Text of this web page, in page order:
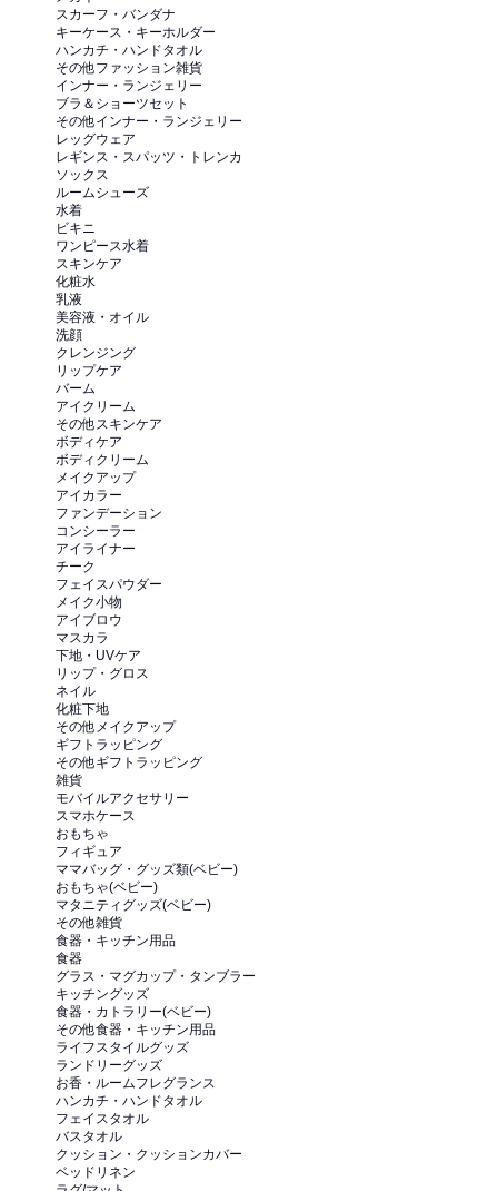
スカーフ・バンダナ
キーケース・キーホルダー
ハンカチ・ハンドタオル
その他ファッション雑貨
インナー・ランジェリー
ブラ＆ショーツセット
その他インナー・ランジェリー
レッグウェア
レギンス・スパッツ・トレンカ
ソックス
ルームシューズ
水着
ビキニ
ワンピース水着
スキンケア
化粧水
乳液
美容液・オイル
洗顔
クレンジング
リップケア
バーム
アイクリーム
その他スキンケア
ボディケア
ボディクリーム
メイクアップ
アイカラー
ファンデーション
コンシーラー
アイライナー
チーク
フェイスパウダー
メイク小物
アイブロウ
マスカラ
下地・UVケア
リップ・グロス
ネイル
化粧下地
その他メイクアップ
ギフトラッピング
その他ギフトラッピング
雑貨
モバイルアクセサリー
スマホケース
おもちゃ
フィギュア
ママバッグ・グッズ類(ベビー)
おもちゃ(ベビー)
マタニティグッズ(ベビー)
その他雑貨
食器・キッチン用品
食器
グラス・マグカップ・タンブラー
キッチングッズ
食器・カトラリー(ベビー)
その他食器・キッチン用品
ライフスタイルグッズ
ランドリーグッズ
お香・ルームフレグランス
ハンカチ・ハンドタオル
フェイスタオル
バスタオル
クッション・クッションカバー
ベッドリネン